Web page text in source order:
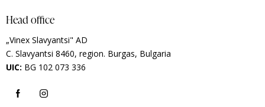
Head office
„Vinex Slavyantsi" AD
C. Slavyantsi 8460, region. Burgas, Bulgaria
UIC: BG 102 073 336